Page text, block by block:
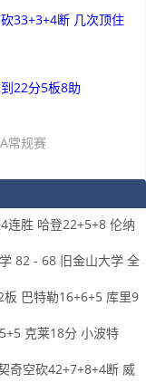
33+3+4断 几次顶住
22分5板8助
常规赛
连胜 哈登22+5+8 伦纳
82 - 68 旧金山大学 全
巴特勒16+6+5 库里9
克莱18分 小波特
奇空砍42+7+8+4断 威